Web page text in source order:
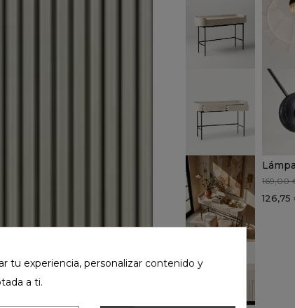
169,00
126,75
tu experiencia, personalizar contenido y
a ti.